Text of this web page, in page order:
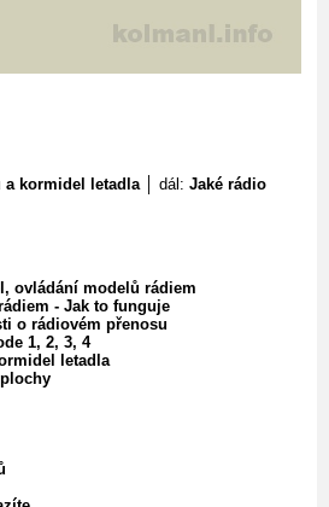
a kormidel letadla│ dál: Jaké rádio
ovládání modelů rádiem
- Jak to funguje
o rádiovém přenosu
1, 2, 3, 4
letadla